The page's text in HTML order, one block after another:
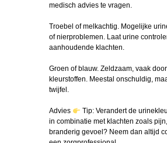
medisch advies te vragen.
Troebel of melkachtig. Mogelijke
of nierproblemen. Laat urine
aanhoudende klachten.
Groen of blauw. Zeldzaam, vaak
kleurstoffen. Meestal onschuldig,
twijfel.
Advies
Tip: Verandert de
in combinatie met klachten zoals
branderig gevoel? Neem dan altijd